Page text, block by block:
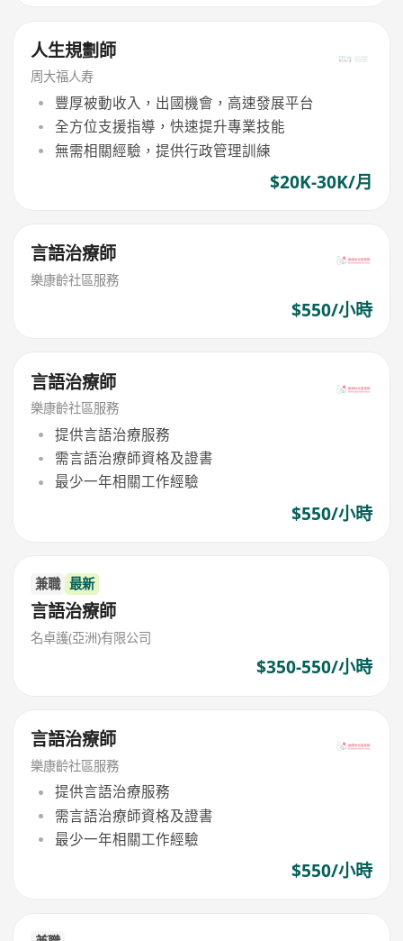
人生規劃師
周大福人寿
豐厚被動收入，出國機會，高速發展平台
全方位支援指導，快速提升專業技能
無需相關經驗，提供行政管理訓練
$20K-30K/月
言語治療師
樂康齡社區服務
$550/小時
言語治療師
樂康齡社區服務
提供言語治療服務
需言語治療師資格及證書
最少一年相關工作經驗
$550/小時
兼職 最新
言語治療師
名卓護(亞洲)有限公司
$350-550/小時
言語治療師
樂康齡社區服務
提供言語治療服務
需言語治療師資格及證書
最少一年相關工作經驗
$550/小時